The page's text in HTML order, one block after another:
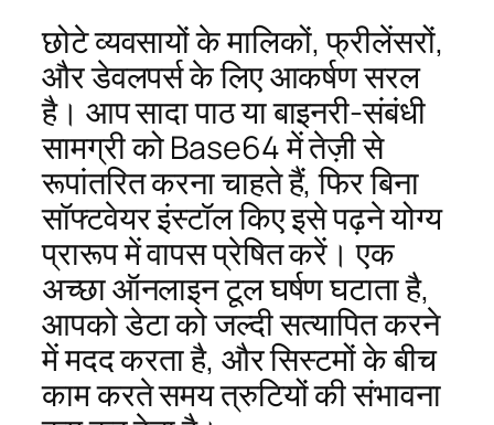
छोटे व्यवसायों के मालिकों, फ्रीलेंसरों,
और डेवलपर्स के लिए आकर्षण सरल
है। आप सादा पाठ या बाइनरी-संबंधी
सामग्री को Base64 में तेज़ी से
रूपांतरित करना चाहते हैं, फिर बिना
सॉफ्टवेयर इंस्टॉल किए इसे पढ़ने योग्य
प्रारूप में वापस प्रेषित करें। एक
अच्छा ऑनलाइन टूल घर्षण घटाता है,
आपको डेटा को जल्दी सत्यापित करने
में मदद करता है, और सिस्टमों के बीच
काम करते समय त्रुटियों की संभावना